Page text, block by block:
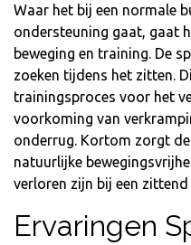
Waar het bij een normale
ondersteuning gaat, gaat
beweging en training. De
zoeken tijdens het zitten.
trainingsproces voor het
voorkoming van
onderrug. Kortom zorgt
natuurlijke
verloren zijn bij een
Ervaringen